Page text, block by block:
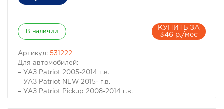
В наличии
КУПИТЬ ЗА
346 р./мес
Артикул: 531222
Для автомобилей:
– УАЗ Patriot 2005-2014 г.в.
– УАЗ Patriot NEW 2015- г.в.
– УАЗ Patriot Pickup 2008-2014 г.в.